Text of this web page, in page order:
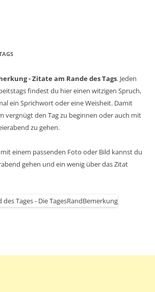
- Zitate am Rande des Tags. Jeden
findest du hier einen witzigen Spruch,
ein Sprichwort oder eine Weisheit. Damit
vergnügt den Tag zu beginnen oder auch mit
zu gehen.
einem passenden Foto oder Bild kannst du
gehen und ein wenig über das Zitat